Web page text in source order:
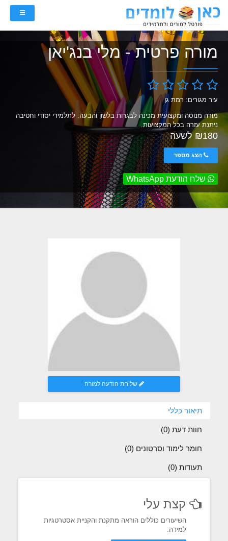
מורה פרטית - מלי בנג'יאן
עיר מגורים: רמת גן
מורה מנוסה ומקצועית מכינה לבגרות בלשון והבעה. לתלמידי יסודי וחטיבה
ניתנת עזרה בכל המקצועות.
₪180 לשעה
הצג מספר
שלח הודעת WhatsApp
שליחת הודעה למורה
תיאור כללי
חוות דעת (0
)
חומר לימוד וסרטונים (0)
תעודות (0)
קצת עלי
השיעורים כוללים הוראה מתקנת והקניית אסטרטגיות
למידה.